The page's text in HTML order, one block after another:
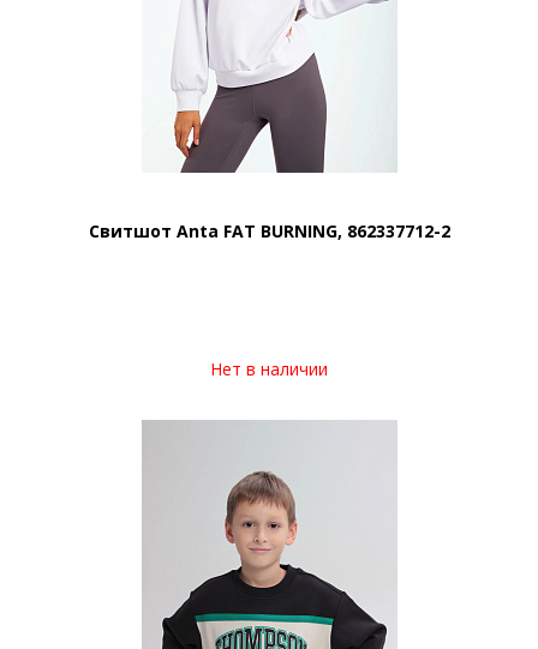
Свитшот Anta FAT BURNING, 862337712-2
Нет в наличии